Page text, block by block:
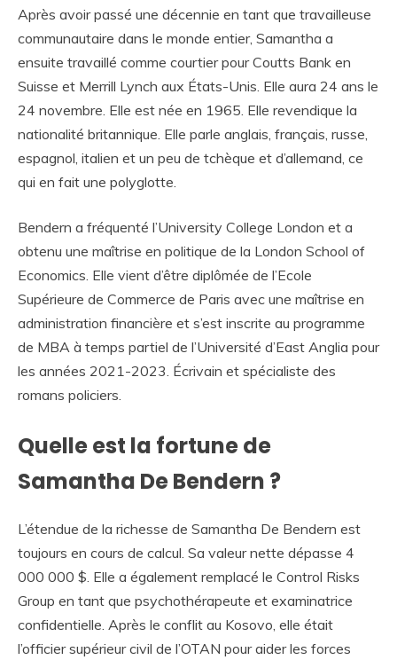
Après avoir passé une décennie en tant que travailleuse
communautaire dans le monde entier, Samantha a
ensuite travaillé comme courtier pour Coutts Bank en
Suisse et Merrill Lynch aux États-Unis. Elle aura 24 ans le
24 novembre. Elle est née en 1965. Elle revendique la
nationalité britannique. Elle parle anglais, français, russe,
espagnol, italien et un peu de tchèque et d’allemand, ce
qui en fait une polyglotte.
Bendern a fréquenté l’University College London et a
obtenu une maîtrise en politique de la London School of
Economics. Elle vient d’être diplômée de l’Ecole
Supérieure de Commerce de Paris avec une maîtrise en
administration financière et s’est inscrite au programme
de MBA à temps partiel de l’Université d’East Anglia pour
les années 2021-2023. Écrivain et spécialiste des
romans policiers.
Quelle est la fortune de
Samantha De Bendern ?
L’étendue de la richesse de Samantha De Bendern est
toujours en cours de calcul. Sa valeur nette dépasse 4
000 000 $. Elle a également remplacé le Control Risks
Group en tant que psychothérapeute et examinatrice
confidentielle. Après le conflit au Kosovo, elle était
l’officier supérieur civil de l’OTAN pour aider les forces